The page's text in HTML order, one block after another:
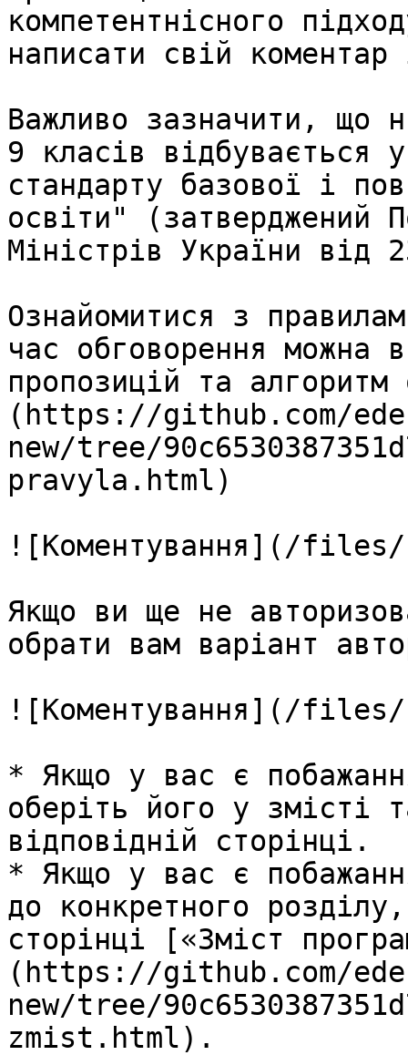
компетентнісного
написати свій
Важливо зазначити, що
9 класів відбувається
стандарту базової і
освіти" (затверджений
Міністрів України
Ознайомитися з
час обговорення можна
пропозицій та
(https://github.com/
new/tree/
pravyla.html)
![Коментування](/files/-
Якщо ви ще не
обрати вам варіант
![Коментування](/files/-
* Якщо у вас є
оберіть його у змісті
відповідній сторінці.
* Якщо у вас є
до конкретного
сторінці [«Зміст
(https://github.com/
new/tree/
zmist.html).